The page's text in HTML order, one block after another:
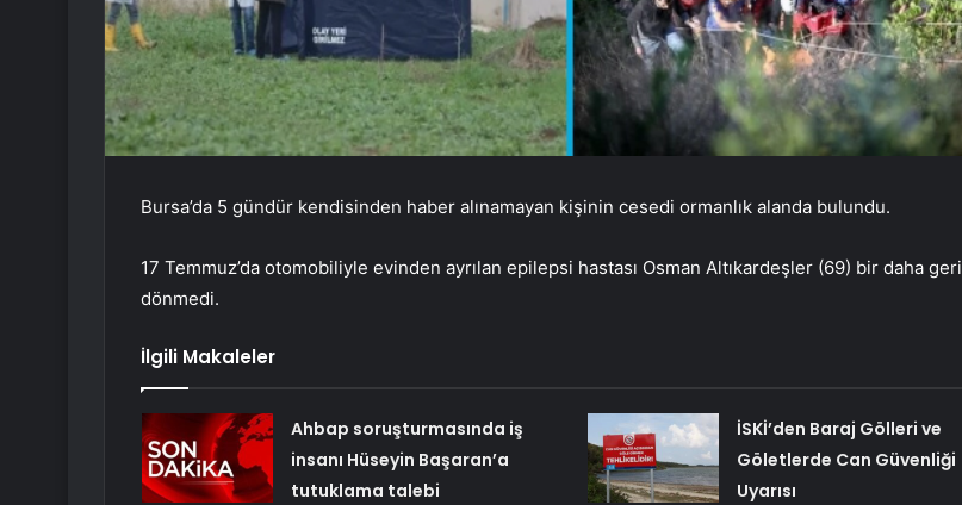
Bursa’da 5 gündür kendisinden haber alınamayan kişinin cesedi ormanlık alanda bulundu.
17 Temmuz’da otomobiliyle evinden ayrılan epilepsi hastası Osman Altıkardeşler (69) bir daha geri
dönmedi.
İlgili Makaleler
Ahbap soruşturmasında iş
insanı Hüseyin Başaran’a
tutuklama talebi
İSKİ’den Baraj Gölleri ve
Göletlerde Can Güvenliği
Uyarısı